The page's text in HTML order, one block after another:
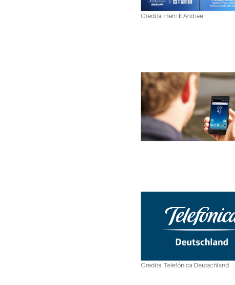
Credits: Henrik Andree
Credits: Telefónica Deutschland